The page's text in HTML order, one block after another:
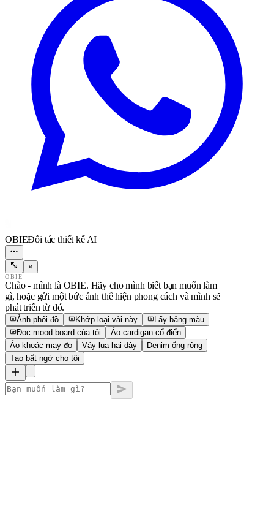
OBIEĐối tác thiết kế AI
×
OBIE
Chào - mình là OBIE. Hãy cho mình biết bạn muốn làm
gì, hoặc gửi một bức ảnh thể hiện phong cách và mình sẽ
phát triển từ đó.
Ảnh phối đồ Khớp loại vải này
Lấy bảng màu
Đọc mood board của tôi
Áo cardigan cổ điển
Áo khoác may đo
Váy lụa hai dây
Denim ống rộng
Tạo bất ngờ cho tôi